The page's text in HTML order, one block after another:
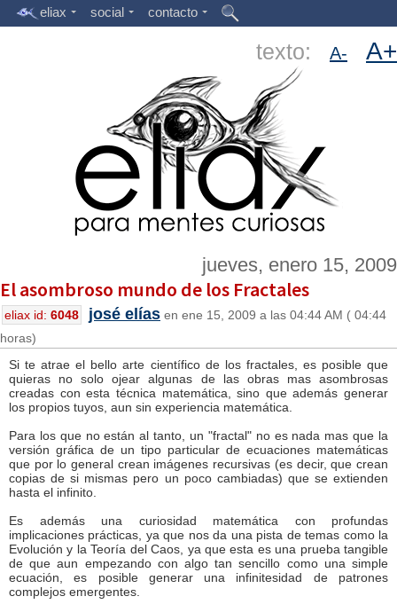
eliax social contacto
texto: A- A+
jueves, enero 15, 2009
El asombroso mundo de los Fractales
eliax id: 6048 josé elías en ene 15, 2009 a las 04:44 AM ( 04:44
horas)
Si te atrae el bello arte científico de los fractales, es posible que
quieras no solo ojear algunas de las obras mas asombrosas
creadas con esta técnica matemática, sino que además generar
los propios tuyos, aun sin experiencia matemática.
Para los que no están al tanto, un "fractal" no es nada mas que la
versión gráfica de un tipo particular de ecuaciones matemáticas
que por lo general crean imágenes recursivas (es decir, que crean
copias de si mismas pero un poco cambiadas) que se extienden
hasta el infinito.
Es además una curiosidad matemática con profundas
implicaciones prácticas, ya que nos da una pista de temas como la
Evolución y la Teoría del Caos, ya que esta es una prueba tangible
de que aun empezando con algo tan sencillo como una simple
ecuación, es posible generar una infinitesidad de patrones
complejos emergentes.